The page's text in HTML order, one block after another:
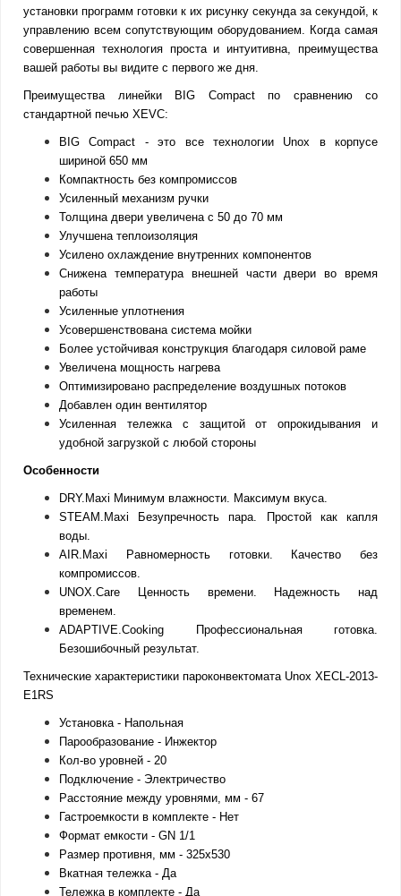
установки программ готовки к их рисунку секунда за секундой, к
управлению всем сопутствующим оборудованием. Когда самая
совершенная технология проста и интуитивна, преимущества
вашей работы вы видите с первого же дня.
Преимущества линейки BIG Compact по сравнению со
стандартной печью XEVC:
BIG Compact - это все технологии Unox в корпусе
шириной 650 мм
Компактность без компромиссов
Усиленный механизм ручки
Толщина двери увеличена с 50 до 70 мм
Улучшена теплоизоляция
Усилено охлаждение внутренних компонентов
Снижена температура внешней части двери во время
работы
Усиленные уплотнения
Усовершенствована система мойки
Более устойчивая конструкция благодаря силовой раме
Увеличена мощность нагрева
Оптимизировано распределение воздушных потоков
Добавлен один вентилятор
Усиленная тележка с защитой от опрокидывания и
удобной загрузкой с любой стороны
Особенности
DRY.Maxi Минимум влажности. Максимум вкуса.
STEAM.Maxi Безупречность пара. Простой как капля
воды.
AIR.Maxi Равномерность готовки. Качество без
компромиссов.
UNOX.Care Ценность времени. Надежность над
временем.
ADAPTIVE.Cooking Профессиональная готовка.
Безошибочный результат.​
Технические характеристики пароконвектомата Unox XECL-2013-
E1RS
Установка - Напольная
Парообразование - Инжектор
Кол-во уровней - 20
Подключение - Электричество
Расстояние между уровнями, мм - 67
Гастроемкости в комплекте - Нет
Формат емкости - GN 1/1
Размер противня, мм - 325х530
Вкатная тележка - Да
Тележка в комплекте - Да